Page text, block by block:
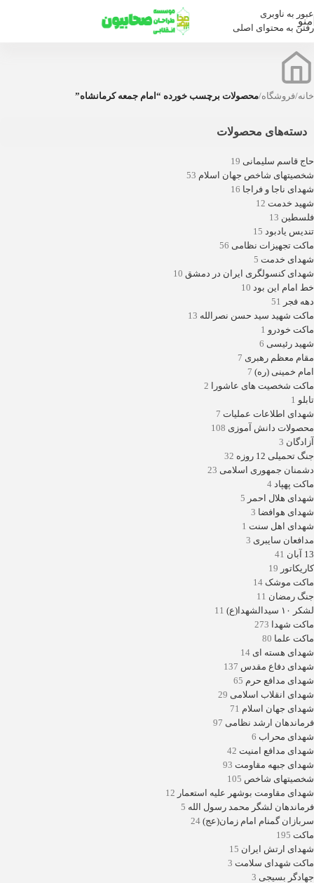
عبور به ناوبری
رفتن به محتوای اصلی
منو
خانه/فروشگاه/محصولات برچسب خورده “امام جمعه کرمانشاه”
دسته‌های محصولات
حاج قاسم سلیمانی 19
شخصیتهای شاخص جهان اسلام 53
شهدای ناجا و فراجا 16
شهید خدمت 12
فلسطین 13
تندیس یادبود 15
ماکت تجهیزات نظامی 56
شهدای خدمت 5
شهدای کنسولگری ایران در دمشق 10
خط امام این بود 10
دهه فجر 51
ماکت شهید سید حسن نصرالله 13
ماکت خودرو 1
شهید رئیسی 6
مقام معظم رهبری 7
امام خمینی (ره) 7
ماکت شخصیت های عاشورا
2
تابلو 1
شهدای اطلاعات عملیات 7
محصولات دانش آموزی 108
آزادگان 3
جنگ تحمیلی 12 روزه
32
دشمنان جمهوری اسلامی 23
ماکت پهپاد 4
شهدای هلال احمر 5
شهدای هوافضا 3
شهدای اهل سنت 1
مدافعان سایبری 3
13 آبان
41
کاریکاتور 19
ماکت موشک 14
جنگ رمضان 11
لشکر ۱۰ سیدالشهدا(ع)
11
ماکت شهدا 273
ماکت علما 80
شهدای هسته ای 14
شهدای دفاع مقدس 137
شهدای مدافع حرم 65
شهدای انقلاب اسلامی 29
شهدای جهان اسلام 71
فرماندهان ارشد نظامی 97
شهدای محراب 6
شهدای مدافع امنیت 42
شهدای جبهه مقاومت 93
شخصیتهای شاخص 105
شهدای مقاومت بوشهر علیه استعمار 12
فرماندهان لشگر محمد رسول الله 5
سربازان گمنام امام زمان(عج) 24
ماکت 195
شهدای ارتش ایران 15
ماکت شهدای سلامت 3
جهادگر بسیجی 3